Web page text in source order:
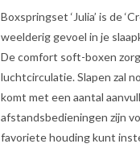
Boxspringset ‘Julia’ is de
weelderig gevoel in je
De comfort soft-boxen
luchtcirculatie. Slapen zal
komt met een aantal
afstandsbedieningen zijn
favoriete houding kunt